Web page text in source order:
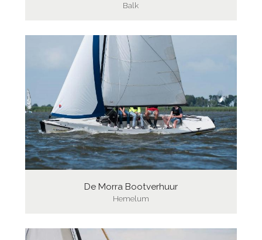
Balk
De Morra Bootverhuur
Hemelum